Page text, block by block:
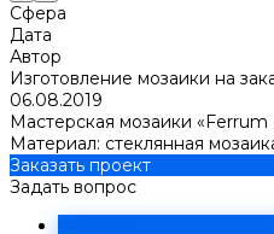
Сфера
Дата
Автор
Изготовление мозаики на
06.08.2019
Мастерская мозаики «Ferrum
Материал: стеклянная
Заказать проект
Задать вопрос